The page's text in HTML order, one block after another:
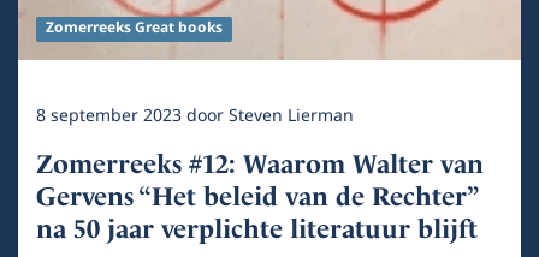
Zomerreeks Great books
8 september 2023doorSteven Lierman
Zomerreeks #12: Waarom Walter van
Gervens “Het beleid van de Rechter”
na 50 jaar verplichte literatuur blijft